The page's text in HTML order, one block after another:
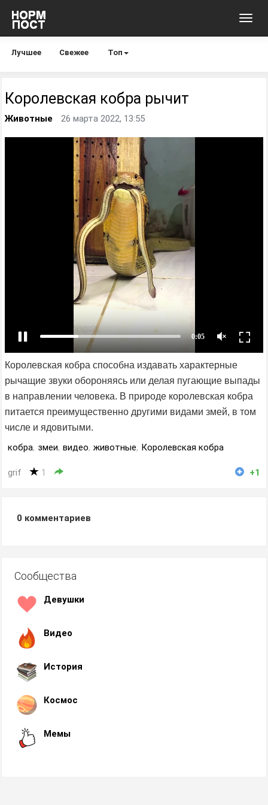
Лучшее Свежее Топ
Королевская кобра рычит
Животные 26 марта 2022, 13:55
Королевская кобра способна издавать характерные
рычащие звуки обороняясь или делая пугающие выпады
в направлении человека. В природе королевская кобра
питается преимущественно другими видами змей, в том
числе и ядовитыми.
кобра, змеи, видео, животные, Королевская кобра
grif 1 +1
0 комментариев
Сообщества
Девушки
Видео
История
Космос
Мемы